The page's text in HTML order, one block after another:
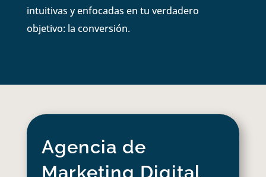
intuitivas y enfocadas en tu verdadero
objetivo: la conversión.
Agencia de
Marketing Digital